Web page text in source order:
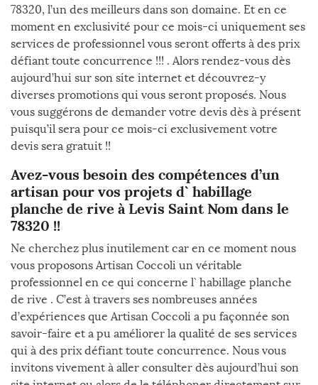
78320, l’un des meilleurs dans son domaine. Et en ce
moment en exclusivité pour ce mois-ci uniquement ses
services de professionnel vous seront offerts à des prix
défiant toute concurrence !!! . Alors rendez-vous dès
aujourd’hui sur son site internet et découvrez-y
diverses promotions qui vous seront proposés. Nous
vous suggérons de demander votre devis dès à présent
puisqu’il sera pour ce mois-ci exclusivement votre
devis sera gratuit !!
Avez-vous besoin des compétences d’un
artisan pour vos projets d` habillage
planche de rive à Levis Saint Nom dans le
78320 !!
Ne cherchez plus inutilement car en ce moment nous
vous proposons Artisan Coccoli un véritable
professionnel en ce qui concerne l` habillage planche
de rive . C’est à travers ses nombreuses années
d’expériences que Artisan Coccoli a pu façonnée son
savoir-faire et a pu améliorer la qualité de ses services
qui à des prix défiant toute concurrence. Nous vous
invitons vivement à aller consulter dès aujourd’hui son